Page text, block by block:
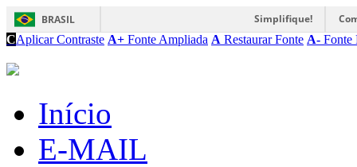
BRASIL Simplifique!
CAplicar Contraste A+ Fonte Ampliada A Restaurar Fonte A- Fonte
Início
E-MAIL